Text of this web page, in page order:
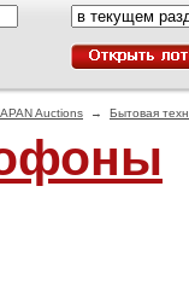
Auctions → Бытовая